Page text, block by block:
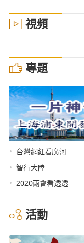
視頻
專題
• 台灣網紅看廣河
• 智行大陸
• 2020兩會看透透
活動